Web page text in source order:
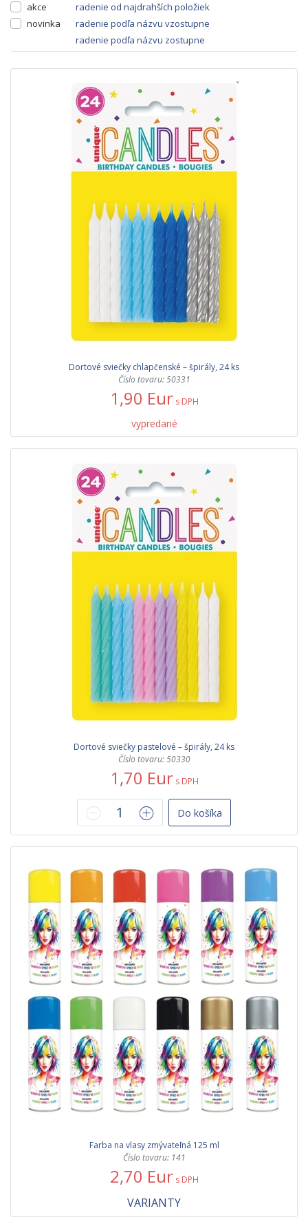
akce
novinka
radenie od najdrahších položiek
radenie podľa názvu vzostupne
radenie podľa názvu zostupne
Dortové sviečky chlapčenské – špirály, 24 ks
Číslo tovaru: 50331
1,90 Eur s DPH
vypredané
Dortové sviečky pastelové – špirály, 24 ks
Číslo tovaru: 50330
1,70 Eur s DPH
Do košíka
Farba na vlasy zmývateľná 125 ml
Číslo tovaru: 141
2,70 Eur s DPH
VARIANTY